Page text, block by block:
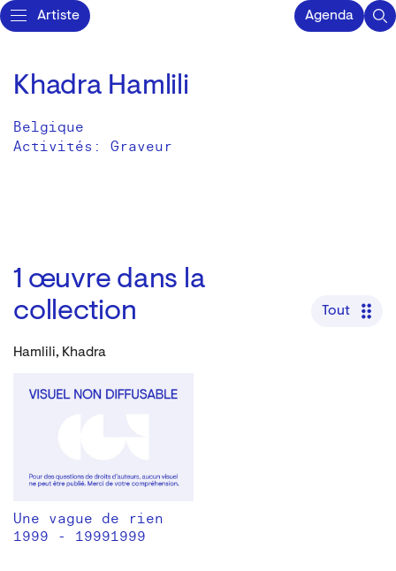
Artiste Agenda
Khadra Hamlili
Belgique
Activités: Graveur
1 œuvre dans la
collection
Tout
Hamlili, Khadra
Une vague de rien
1999 - 19991999